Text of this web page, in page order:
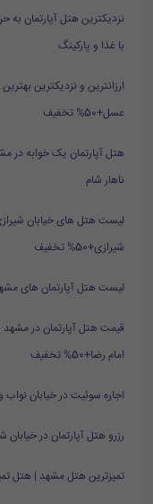
نزدیکترین هتل آپارتمان
با غذا و پارکینگ
ارزانترین و نزدیکترین
عسل+50% تخفیف
هتل آپارتمان یک خوابه در
ناهار شام
لیست هتل های خیابان
شیرازی+50% تخفیف
لیست هتل آپارتمان های مشهد
قیمت هتل آپارتمان در مشهد
امام رضا+50% تخفیف
اجاره سوئیت در خیابان نواب و
رزرو هتل آپارتمان در خیابان
تمیزترین هتل مشهد | هتل تمیز